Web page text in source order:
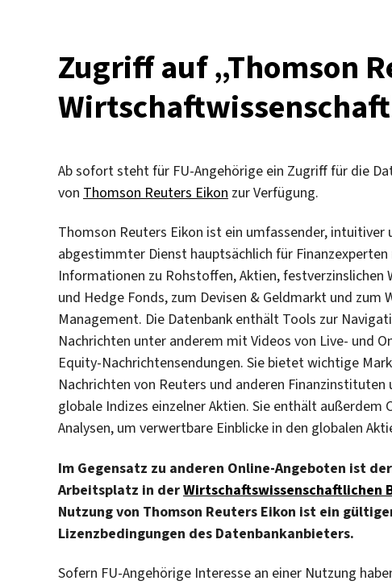
und
Scopus-
weg
Zugriff auf „Thomson
Ab sofort steht für FU-Angehörige ein Zugriff für die
von Thomson Reuters Eikon zur Verfügung.
Thomson Reuters Eikon ist ein umfassender, intuitiver
abgestimmter Dienst hauptsächlich für
Informationen zu Rohstoffen, Aktien, festverzinslichen
und Hedge Fonds, zum Devisen & Geldmarkt und zum
Management. Die Datenbank enthält Tools zur
Nachrichten unter anderem mit Videos von Live- und
Equity-Nachrichtensendungen. Sie bietet wichtige
Nachrichten von Reuters und anderen
globale Indizes einzelner Aktien. Sie enthält
Analysen, um verwertbare Einblicke in den globalen
Im Gegensatz zu anderen Online-Angeboten ist
Arbeitsplatz in derWirtschaftswissenschaftlichen
Nutzung von Thomson Reuters Eikon ist ein
Lizenzbedingungen des Datenbankanbieters.
Sofern FU-Angehörige Interesse an einer Nutzung